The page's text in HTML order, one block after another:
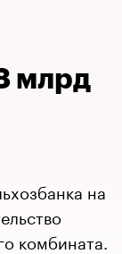
млрд
на
комбината.